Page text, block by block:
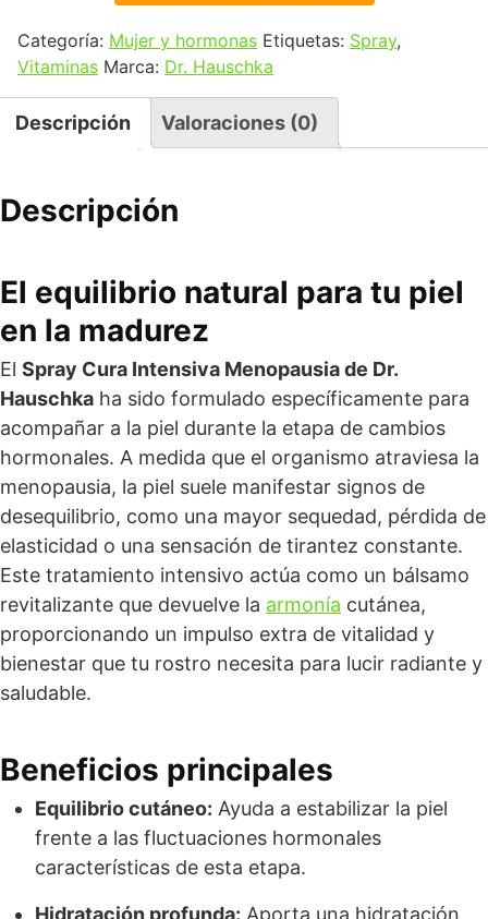
Categoría: Mujer y hormonas Etiquetas: Spray,
Vitaminas Marca: Dr. Hauschka
Descripción Valoraciones (0)
Descripción
El equilibrio natural para tu piel
en la madurez
El Spray Cura Intensiva Menopausia de Dr.
Hauschka ha sido formulado específicamente para
acompañar a la piel durante la etapa de cambios
hormonales. A medida que el organismo atraviesa la
menopausia, la piel suele manifestar signos de
desequilibrio, como una mayor sequedad, pérdida de
elasticidad o una sensación de tirantez constante.
Este tratamiento intensivo actúa como un bálsamo
revitalizante que devuelve la armonía cutánea,
proporcionando un impulso extra de vitalidad y
bienestar que tu rostro necesita para lucir radiante y
saludable.
Beneficios principales
Equilibrio cutáneo: Ayuda a estabilizar la piel
frente a las fluctuaciones hormonales
características de esta etapa.
Hidratación profunda: Aporta una hidratación